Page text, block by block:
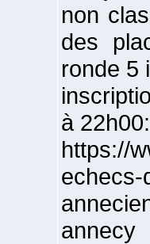
non
des
ronde 5
à 22h00:
https://
echecs-
annecy